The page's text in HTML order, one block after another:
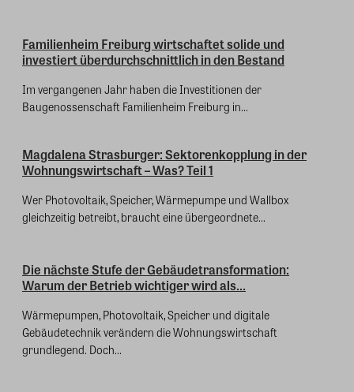
Familienheim Freiburg wirtschaftet solide und
investiert überdurchschnittlich in den Bestand
Im vergangenen Jahr haben die Investitionen der
Baugenossenschaft Familienheim Freiburg in...
Magdalena Strasburger: Sektorenkopplung in der
Wohnungswirtschaft – Was? Teil 1
Wer Photovoltaik, Speicher, Wärmepumpe und Wallbox
gleichzeitig betreibt, braucht eine übergeordnete...
Die nächste Stufe der Gebäudetransformation:
Warum der Betrieb wichtiger wird als...
Wärmepumpen, Photovoltaik, Speicher und digitale
Gebäudetechnik verändern die Wohnungswirtschaft
grundlegend. Doch...